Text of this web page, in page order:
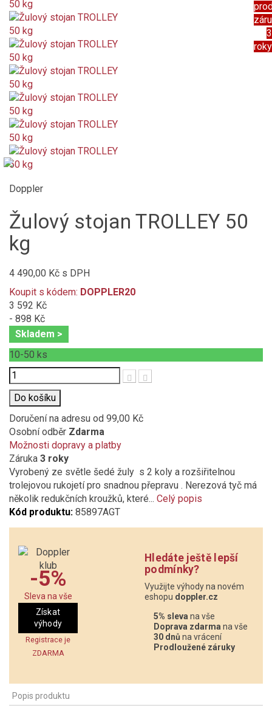
3
roky
Doppler
Žulový stojan TROLLEY 50
kg
4 490,00 Kč s DPH
Koupit s kódem: DOPPLER20
3 592 Kč
- 898 Kč
Skladem >
10-50 ks
Počet
Do košíku
Doručení na adresu od 99,00 Kč
Osobní odběr Zdarma
Možnosti dopravy a platby
Záruka 3 roky
Vyrobený ze světle šedé žuly s 2 koly a rozšiřitelnou
trolejovou rukojetí pro snadnou přepravu . Nerezová tyč má
několik redukčních kroužků, které... Celý popis
Kód produktu: 85897AGT
-5%
Sleva na vše
Získat
výhody
Registrace je
ZDARMA
Hledáte ještě lepší
podmínky?
Využijte výhody na novém
eshopu doppler.cz
5% sleva na vše
Doprava zdarma na vše
30 dnů na vrácení
Prodloužené záruky
Popis produktu